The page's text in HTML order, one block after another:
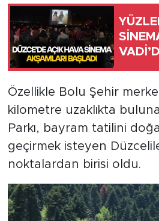
Özellikle Bolu Şehir
kilometre uzaklıkta
Parkı, bayram tatilini
geçirmek isteyen
noktalardan birisi oldu.